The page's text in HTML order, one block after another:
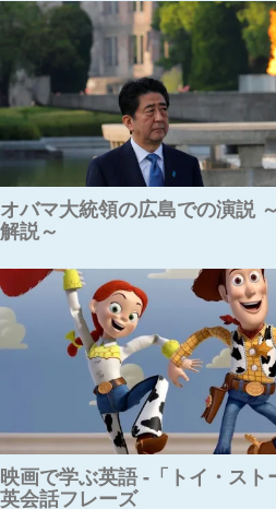
オバマ大統領の広島での演説
解説～
映画で学ぶ英語 -「トイ・スト
英会話フレーズ